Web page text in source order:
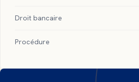
Droit bancaire
Procédure